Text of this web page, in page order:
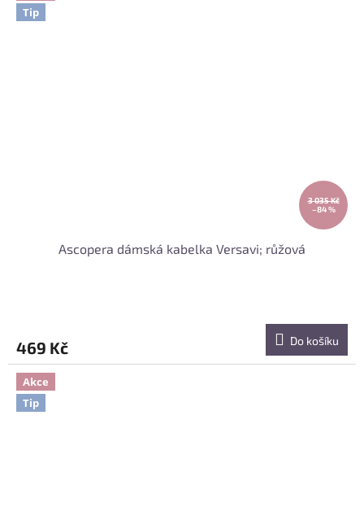
Tip
3 035 Kč
–84 %
Ascopera dámská kabelka Versavi; růžová
469 Kč Do košíku
Akce
Tip